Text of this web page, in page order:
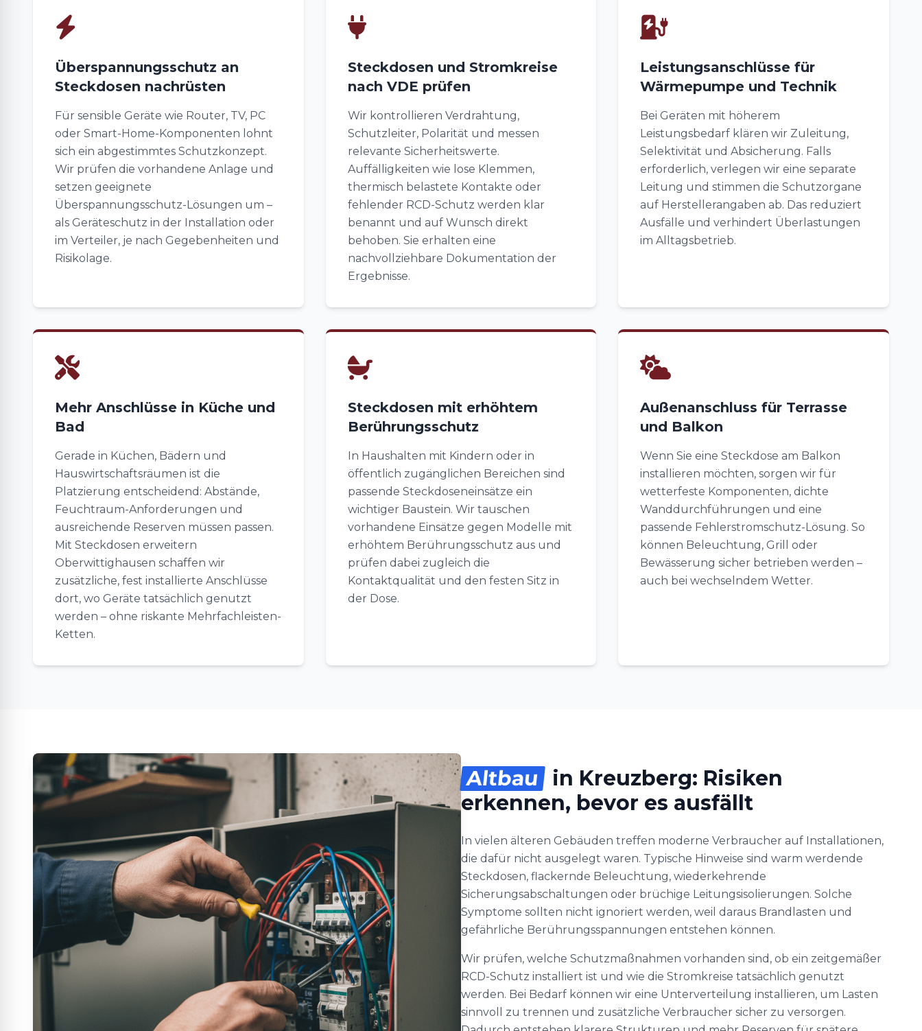
Überspannungsschutz an
Steckdosen nachrüsten
Für sensible Geräte wie Router, TV, PC
oder Smart-Home-Komponenten lohnt
sich ein abgestimmtes Schutzkonzept.
Wir prüfen die vorhandene Anlage und
setzen geeignete
Überspannungsschutz-Lösungen um –
als Geräteschutz in der Installation oder
im Verteiler, je nach Gegebenheiten und
Risikolage.
Steckdosen und Stromkreise
nach VDE prüfen
Wir kontrollieren Verdrahtung,
Schutzleiter, Polarität und messen
relevante Sicherheitswerte.
Auffälligkeiten wie lose Klemmen,
thermisch belastete Kontakte oder
fehlender RCD-Schutz werden klar
benannt und auf Wunsch direkt
behoben. Sie erhalten eine
nachvollziehbare Dokumentation der
Ergebnisse.
Leistungsanschlüsse für
Wärmepumpe und Technik
Bei Geräten mit höherem
Leistungsbedarf klären wir Zuleitung,
Selektivität und Absicherung. Falls
erforderlich, verlegen wir eine separate
Leitung und stimmen die Schutzorgane
auf Herstellerangaben ab. Das reduziert
Ausfälle und verhindert Überlastungen
im Alltagsbetrieb.
Mehr Anschlüsse in Küche und
Bad
Gerade in Küchen, Bädern und
Hauswirtschaftsräumen ist die
Platzierung entscheidend: Abstände,
Feuchtraum-Anforderungen und
ausreichende Reserven müssen passen.
Mit Steckdosen erweitern
Oberwittighausen schaffen wir
zusätzliche, fest installierte Anschlüsse
dort, wo Geräte tatsächlich genutzt
werden – ohne riskante Mehrfachleisten-
Ketten.
Steckdosen mit erhöhtem
Berührungsschutz
In Haushalten mit Kindern oder in
öffentlich zugänglichen Bereichen sind
passende Steckdoseneinsätze ein
wichtiger Baustein. Wir tauschen
vorhandene Einsätze gegen Modelle mit
erhöhtem Berührungsschutz aus und
prüfen dabei zugleich die
Kontaktqualität und den festen Sitz in
der Dose.
Außenanschluss für Terrasse
und Balkon
Wenn Sie eine Steckdose am Balkon
installieren möchten, sorgen wir für
wetterfeste Komponenten, dichte
Wanddurchführungen und eine
passende Fehlerstromschutz-Lösung. So
können Beleuchtung, Grill oder
Bewässerung sicher betrieben werden –
auch bei wechselndem Wetter.
Altbau
in Kreuzberg: Risiken
erkennen, bevor es ausfällt
In vielen älteren Gebäuden treffen moderne Verbraucher auf Installationen,
die dafür nicht ausgelegt waren. Typische Hinweise sind warm werdende
Steckdosen, flackernde Beleuchtung, wiederkehrende
Sicherungsabschaltungen oder brüchige Leitungsisolierungen. Solche
Symptome sollten nicht ignoriert werden, weil daraus Brandlasten und
gefährliche Berührungsspannungen entstehen können.
Wir prüfen, welche Schutzmaßnahmen vorhanden sind, ob ein zeitgemäßer
RCD-Schutz installiert ist und wie die Stromkreise tatsächlich genutzt
werden. Bei Bedarf können wir eine Unterverteilung installieren, um Lasten
sinnvoll zu trennen und zusätzliche Verbraucher sicher zu versorgen.